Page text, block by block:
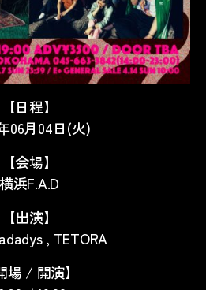
【日程】
06月04日(火)
【会場】
横浜F.A.D
【出演】
, TETORA
場 / 開演】